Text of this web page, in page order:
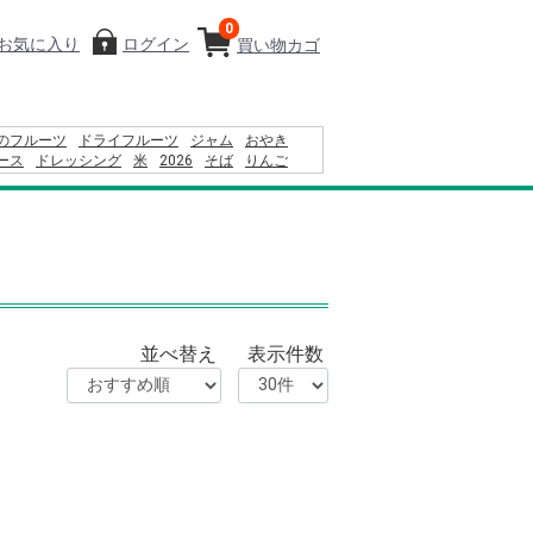
買い物カゴ
0
気に入り ログイン
フルーツ ドライフルーツ ジャム
おやき
ス ドレッシング 米 2026 そば
りんご
並べ替え 表示件数